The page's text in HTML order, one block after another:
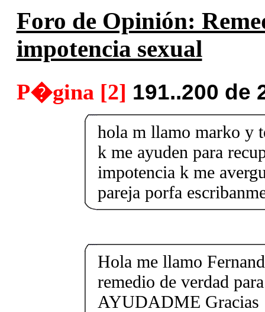
Foro de Opinión:
impotencia sexual
P�gina [2] 191..200 de
hola m llamo marko y
k me ayuden para
impotencia k me
pareja porfa
Hola me llamo
remedio de verdad
AYUDADME Gracias